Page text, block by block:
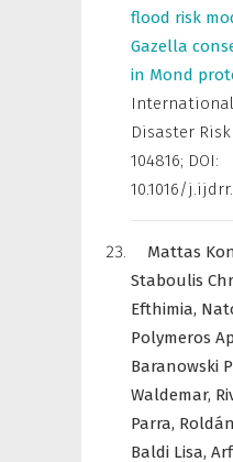
flood risk
Gazella
in Mond
Disaster
104816; DOI:
10.1016/
Mattas
Staboulis
Efthimia,
Polymeros
Baranowski
Waldemar,
Parra,
Baldi Lisa,